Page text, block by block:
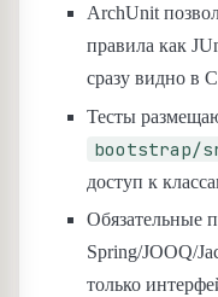
ArchUnit
правила как
сразу видно в
Тесты
bootstrap/
доступ к
Обязательные
Spring/JOOQ/
только